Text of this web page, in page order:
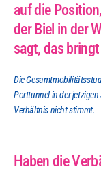
auf die
der Biel in der
sagt, das
Die
Porttunnel in der
Verhältnis nicht stimmt.
Haben die